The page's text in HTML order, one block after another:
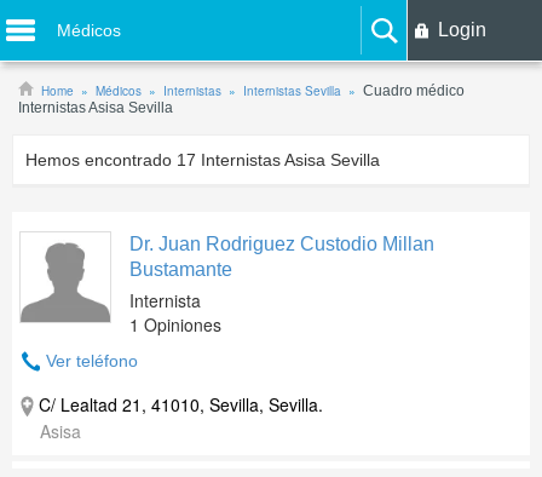
Médicos Login
Home Médicos Internistas Internistas Sevilla
Cuadro médico
Internistas Asisa Sevilla
Hemos encontrado 17 Internistas Asisa Sevilla
Dr. Juan Rodriguez Custodio Millan
Bustamante
Internista
1 Opiniones
Ver teléfono
C/ Lealtad 21, 41010, Sevilla, Sevilla.
Asisa